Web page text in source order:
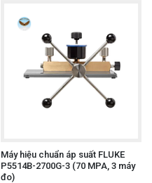
Máy hiệu chuẩn áp suất FLUKE
P5514B-2700G-3 (70 MPA, 3 máy
đo)